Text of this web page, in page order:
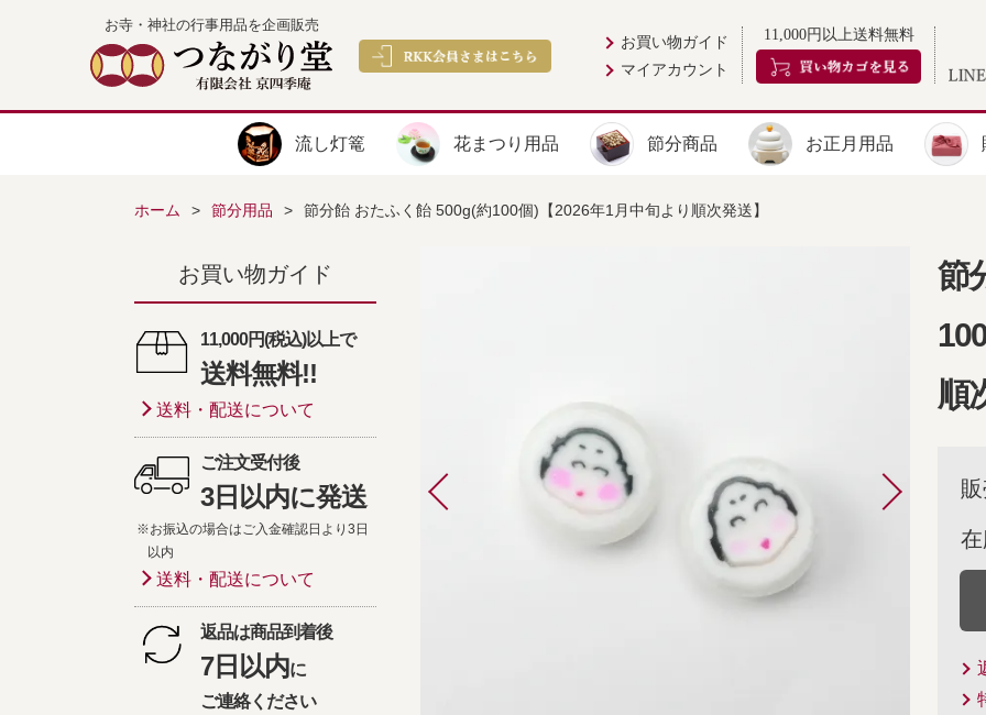
お寺・神社の行事用品を企画販売
お買い物ガイド
マイアカウント
11,000円以上送料無料
流し灯篭 花まつり用品 節分商品 お正月用品
ホーム 節分用品 節分飴 おたふく飴 500g(約100個)【2026年1月中旬より順次発送】
節
順
お買い物ガイド
11,000円(税込)以上で
送料無料!!
送料・配送について
ご注文受付後
3日以内に発送
※お振込の場合はご入金確認日より3日
以内
送料・配送について
返品は商品到着後
7日以内に
ご連絡ください